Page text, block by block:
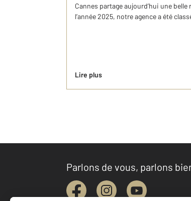
Cannes partage aujourd’hui une
l’année 2025, notre agence a été
Lire plus
Parlons de vous, parlons